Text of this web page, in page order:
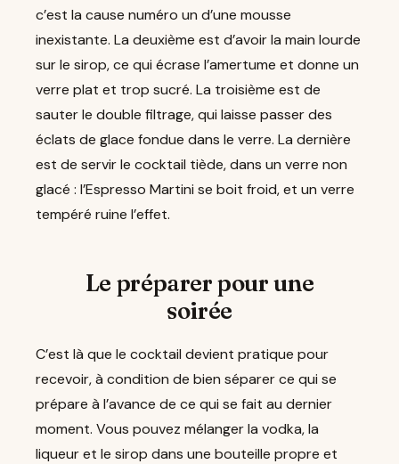
c’est la cause numéro un d’une mousse
inexistante. La deuxième est d’avoir la main lourde
sur le sirop, ce qui écrase l’amertume et donne un
verre plat et trop sucré. La troisième est de
sauter le double filtrage, qui laisse passer des
éclats de glace fondue dans le verre. La dernière
est de servir le cocktail tiède, dans un verre non
glacé : l’Espresso Martini se boit froid, et un verre
tempéré ruine l’effet.
Le préparer pour une
soirée
C’est là que le cocktail devient pratique pour
recevoir, à condition de bien séparer ce qui se
prépare à l’avance de ce qui se fait au dernier
moment. Vous pouvez mélanger la vodka, la
liqueur et le sirop dans une bouteille propre et